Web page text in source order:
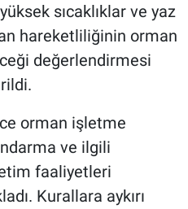
sıcaklıklar ve yaz
hareketliliğinin orman
değerlendirmesi
orman işletme
ve ilgili
faaliyetleri
Kurallara aykırı